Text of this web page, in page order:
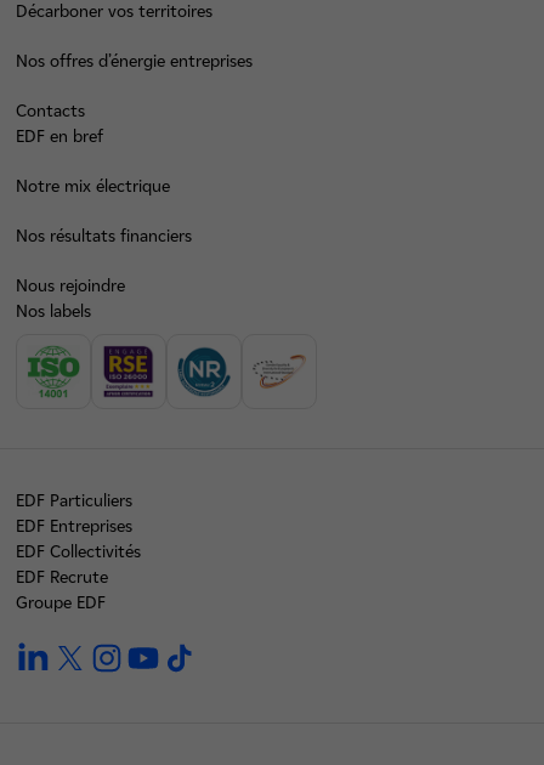
Décarboner vos territoires
Nos offres d’énergie entreprises
Contacts
EDF en bref
Notre mix électrique
Nos résultats financiers
Nous rejoindre
Nos labels
EDF Particuliers
EDF Entreprises
EDF Collectivités
EDF Recrute
Groupe EDF
linkedintwitterinstagramyoutube